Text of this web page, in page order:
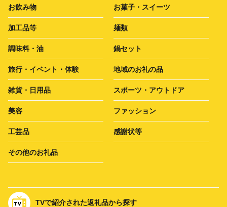
お飲み物 お菓子・スイーツ
加工品等 麺類
調味料・油 鍋セット
旅行・イベント・体験 地域のお礼の品
雑貨・日用品 スポーツ・アウトドア
美容 ファッション
工芸品 感謝状等
その他のお礼品
TVで紹介された返礼品から探す